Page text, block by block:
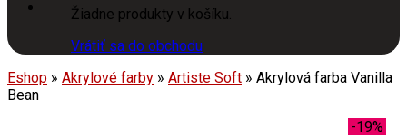
Žiadne produkty v košíku.
Vrátiť sa do obchodu
Eshop » Akrylové farby » Artiste Soft » Akrylová farba Vanilla
Bean
-19%